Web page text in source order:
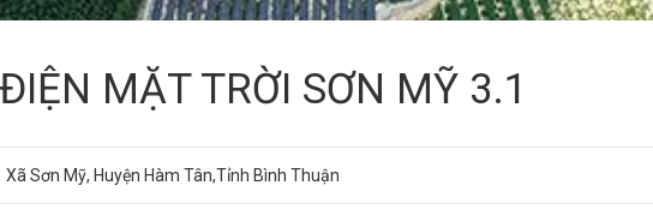
MẶT TRỜI SƠN MỸ 3.1
Xã Sơn Mỹ, Huyện Hàm Tân,Tỉnh Bình Thuận